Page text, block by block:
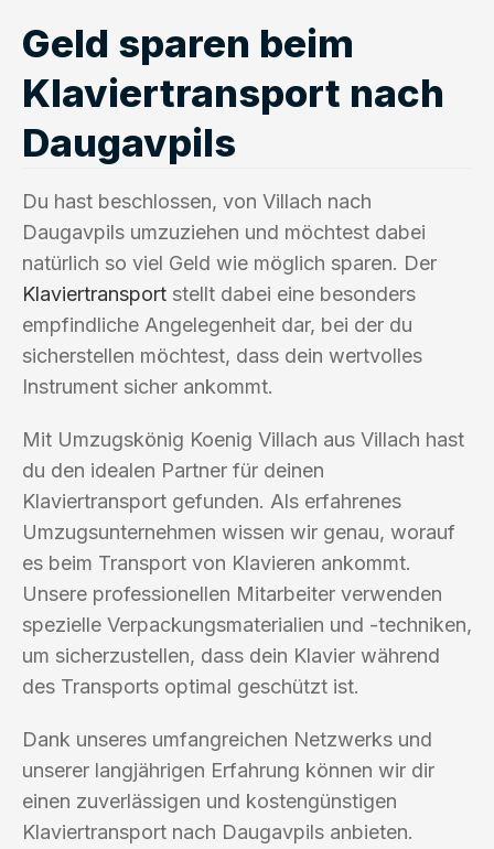
Geld sparen beim
Klaviertransport nach
Daugavpils
Du hast beschlossen, von Villach nach
Daugavpils umzuziehen und möchtest dabei
natürlich so viel Geld wie möglich sparen. Der
Klaviertransport stellt dabei eine besonders
empfindliche Angelegenheit dar, bei der du
sicherstellen möchtest, dass dein wertvolles
Instrument sicher ankommt.
Mit Umzugskönig Koenig Villach aus Villach hast
du den idealen Partner für deinen
Klaviertransport gefunden. Als erfahrenes
Umzugsunternehmen wissen wir genau, worauf
es beim Transport von Klavieren ankommt.
Unsere professionellen Mitarbeiter verwenden
spezielle Verpackungsmaterialien und -techniken,
um sicherzustellen, dass dein Klavier während
des Transports optimal geschützt ist.
Dank unseres umfangreichen Netzwerks und
unserer langjährigen Erfahrung können wir dir
einen zuverlässigen und kostengünstigen
Klaviertransport nach Daugavpils anbieten.